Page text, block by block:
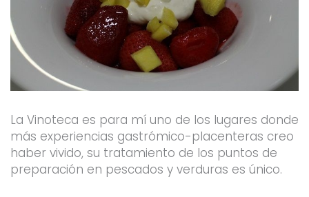
La Vinoteca es para mí uno de los lugares donde
más experiencias gastrómico-placenteras creo
haber vivido, su tratamiento de los puntos de
preparación en pescados y verduras es único.